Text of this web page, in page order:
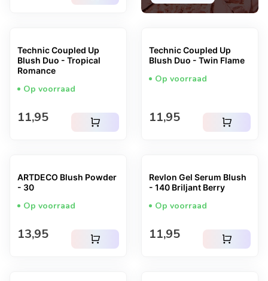
Technic Coupled Up
Blush Duo - Tropical
Romance
Op voorraad
Normale prijs
11,95 shopping_cart
Technic Coupled Up
Blush Duo - Twin Flame
Op voorraad
Normale prijs
11,95 shopping_cart
ARTDECO Blush Powder
- 30
Op voorraad
Normale prijs
13,95 shopping_cart
Revlon Gel Serum Blush
- 140 Briljant Berry
Op voorraad
Normale prijs
11,95 shopping_cart